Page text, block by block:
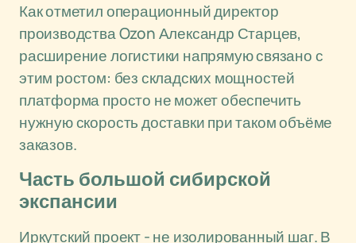
Как отметил операционный директор
производства Ozon Александр Старцев,
расширение логистики напрямую связано с
этим ростом: без складских мощностей
платформа просто не может обеспечить
нужную скорость доставки при таком объёме
заказов.
Часть большой сибирской
экспансии
Иркутский проект - не изолированный шаг. В